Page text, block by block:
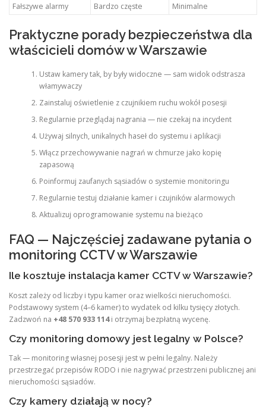
Fałszywe alarmy Bardzo częste Minimalne
Praktyczne porady bezpieczeństwa dla
właścicieli domów w Warszawie
Ustaw kamery tak, by były widoczne — sam widok odstrasza
włamywaczy
Zainstaluj oświetlenie z czujnikiem ruchu wokół posesji
Regularnie przeglądaj nagrania — nie czekaj na incydent
Używaj silnych, unikalnych haseł do systemu i aplikacji
Włącz przechowywanie nagrań w chmurze jako kopię
zapasową
Poinformuj zaufanych sąsiadów o systemie monitoringu
Regularnie testuj działanie kamer i czujników alarmowych
Aktualizuj oprogramowanie systemu na bieżąco
FAQ — Najczęściej zadawane pytania o
monitoring CCTV w Warszawie
Ile kosztuje instalacja kamer CCTV w Warszawie?
Koszt zależy od liczby i typu kamer oraz wielkości nieruchomości.
Podstawowy system (4–6 kamer) to wydatek od kilku tysięcy złotych.
Zadzwoń na +48 570 933 114i otrzymaj bezpłatną wycenę.
Czy monitoring domowy jest legalny w Polsce?
Tak — monitoring własnej posesji jest w pełni legalny. Należy
przestrzegać przepisów RODO i nie nagrywać przestrzeni publicznej ani
nieruchomości sąsiadów.
Czy kamery działają w nocy?